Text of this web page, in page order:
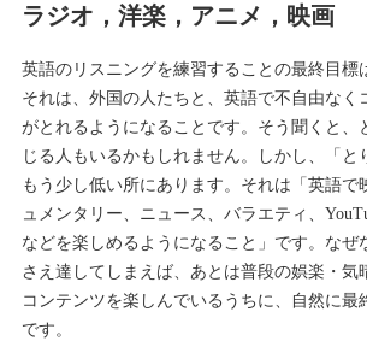
ラジオ，洋楽，アニメ，映画
英語のリスニングを練習することの最終目標
それは、外国の人たちと、英語で不自由なく
がとれるようになることです。そう聞くと、
じる人もいるかもしれません。しかし、「と
もう少し低い所にあります。それは「英語で
ュメンタリー、ニュース、バラエティ、
などを楽しめるようになること」です。なぜ
さえ達してしまえば、あとは普段の娯楽・気
コンテンツを楽しんでいるうちに、自然に最
です。